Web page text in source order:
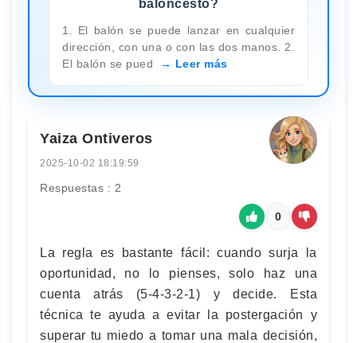
baloncesto?
1. El balón se puede lanzar en cualquier
dirección, con una o con las dos manos. 2.
El balón se pued
Leer más
Yaiza Ontiveros
2025-10-02 18:19:59
Respuestas : 2
0
La regla es bastante fácil: cuando surja la
oportunidad, no lo pienses, solo haz una
cuenta atrás (5-4-3-2-1) y decide. Esta
técnica te ayuda a evitar la postergación y
superar tu miedo a tomar una mala decisión,